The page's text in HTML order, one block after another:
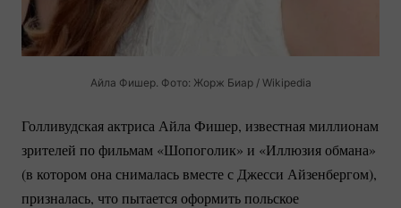
Айла Фишер. Фото: Жорж Биар / Wikipedia
Голливудская актриса Айла Фишер, известная миллионам
зрителей по фильмам «Шопоголик» и «Иллюзия обмана»
(в котором она снималась вместе с Джесси Айзенбергом),
призналась, что пытается оформить польское